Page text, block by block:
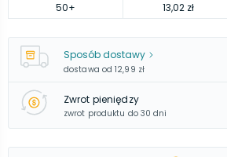
50+ 13,02 zł
Sposób dostawy
dostawa od 12,99 zł
Zwrot pieniędzy
zwrot produktu do 30 dni